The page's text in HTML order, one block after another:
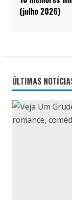
(julho 2026)
ÚLTIMAS